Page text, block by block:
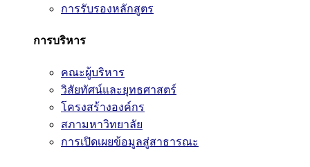
การรับรองหลักสูตร
การบริหาร
คณะผู้บริหาร
วิสัยทัศน์และยุทธศาสตร์
โครงสร้างองค์กร
สภามหาวิทยาลัย
การเปิดเผยข้อมูลสู่สาธารณะ